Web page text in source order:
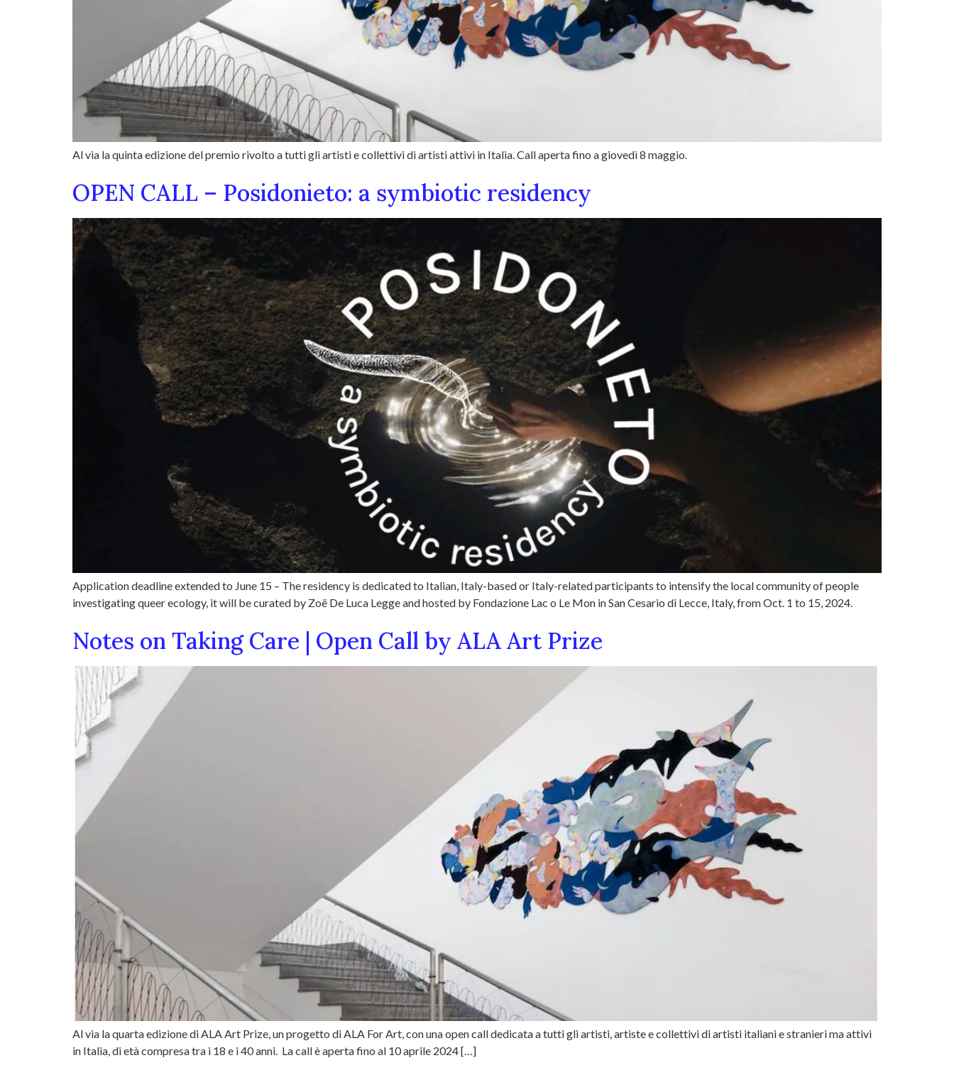
Al via la quinta edizione del premio rivolto a tutti gli artisti e collettivi di artisti attivi in Italia. Call aperta fino a giovedì 8 maggio.
OPEN CALL – Posidonieto: a symbiotic residency
Application deadline extended to June 15 – The residency is dedicated to Italian, Italy-based or Italy-related participants to intensify the local community of people
investigating queer ecology, it will be curated by Zoë De Luca Legge and hosted by Fondazione Lac o Le Mon in San Cesario di Lecce, Italy, from Oct. 1 to 15, 2024.
Notes on Taking Care | Open Call by ALA Art Prize
Al via la quarta edizione di ALA Art Prize, un progetto di ALA For Art, con una open call dedicata a tutti gli artisti, artiste e collettivi di artisti italiani e stranieri ma attivi
in Italia, di età compresa tra i 18 e i 40 anni. La call è aperta fino al 10 aprile 2024 […]